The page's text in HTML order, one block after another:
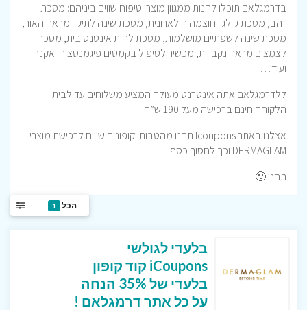
בדרמגלאם תוכלו להנות ממגוון מוצרי טיפוח שווים ביניהם: מסכת
זהב, מסכת קולגן וחוצמה הילארונית, מסכת שינה לתיקון מראה האור,
מסכת שינה לשפתיים מושלמות, מסכת לחות אינטנסיבית, מסכה
לצמצום מראה נקבויות, מכשיר לטיפול בקמטים פיגמנטציה ואקנה
ועוד…
ללדרמגלאם אתה אינטרנט מעולה המציע משלוחים עד לבית
הלקוחה חינם ברכישה מעל 190 ש”ח.
אצלנו באתר Icoupons תהנו מהטבות וקופונים שווים לרכישת מוצרי
DERMAGLAM וכך לחסוך כסף!
תהנו 🙂
הכל 1
בלעדי לגולשי
iCoupons קוד קופון
בלעדי של 35% הנחה
על כל אתר דרמגלאם !